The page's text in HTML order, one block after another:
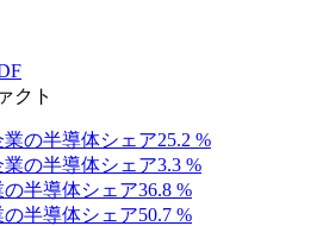
クト
業の半導体シェア25.2 %
業の半導体シェア3.3 %
の半導体シェア36.8 %
の半導体シェア50.7 %